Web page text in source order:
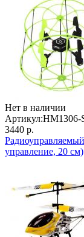
Нет в наличии
Артикул:HM1306-
3440 р.
управление, 20 см)